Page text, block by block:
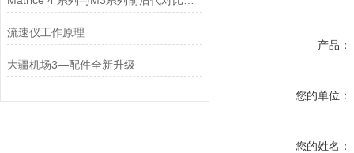
流速仪工作原理
大疆机场3—配件全新升级
产品：
您的单位：
您的姓名：